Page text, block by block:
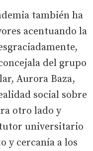
también ha
acentuando la
del grupo
Aurora Baza,
social sobre
otro lado y
universitario
y cercanía a los